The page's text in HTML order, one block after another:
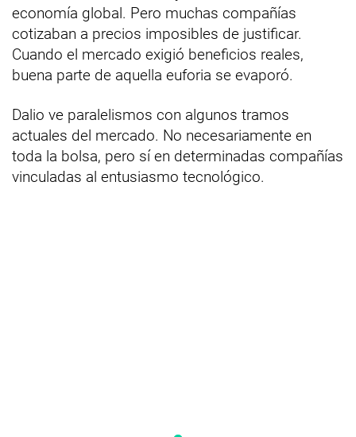
economía global. Pero muchas compañías
cotizaban a precios imposibles de justificar.
Cuando el mercado exigió beneficios reales,
buena parte de aquella euforia se evaporó.
Dalio ve paralelismos con algunos tramos
actuales del mercado. No necesariamente en
toda la bolsa, pero sí en determinadas compañías
vinculadas al entusiasmo tecnológico.